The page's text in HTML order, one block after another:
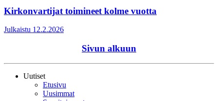
Kirkonvartijat toimineet kolme vuotta
Julkaistu 12.2.2026
Sivun alkuun
Uutiset
Etusivu
Uusimmat